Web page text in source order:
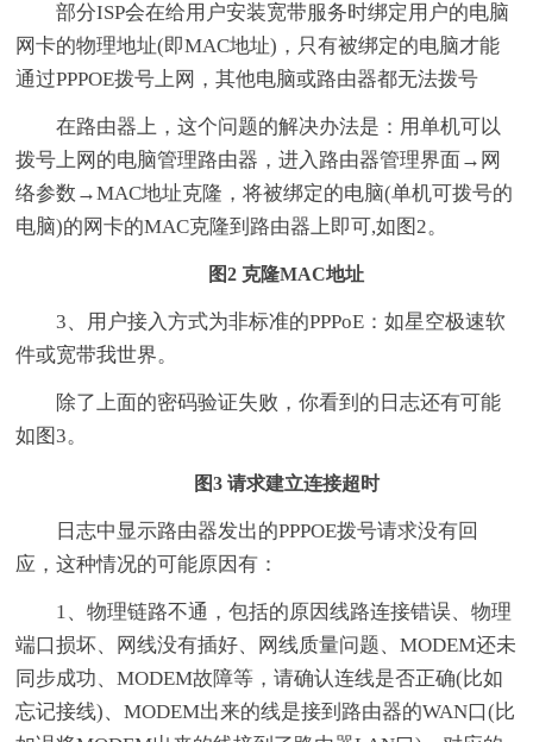
部分ISP会在给用户安装宽带服务时绑定用户的电脑
网卡的物理地址(即MAC地址)，只有被绑定的电脑才能
通过PPPOE拨号上网，其他电脑或路由器都无法拨号
在路由器上，这个问题的解决办法是：用单机可以
拨号上网的电脑管理路由器，进入路由器管理界面→网
络参数→MAC地址克隆，将被绑定的电脑(单机可拨号的
电脑)的网卡的MAC克隆到路由器上即可,如图2。
图2 克隆MAC地址
3、用户接入方式为非标准的PPPoE：如星空极速软
件或宽带我世界。
除了上面的密码验证失败，你看到的日志还有可能
如图3。
图3 请求建立连接超时
日志中显示路由器发出的PPPOE拨号请求没有回
应，这种情况的可能原因有：
1、物理链路不通，包括的原因线路连接错误、物理
端口损坏、网线没有插好、网线质量问题、MODEM还未
同步成功、MODEM故障等，请确认连线是否正确(比如
忘记接线)、MODEM出来的线是接到路由器的WAN口(比